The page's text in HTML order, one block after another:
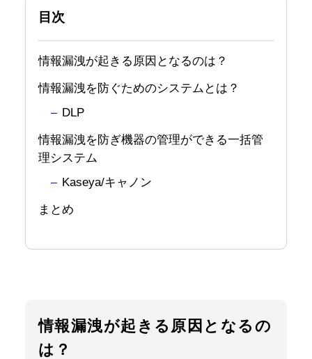
目次
情報漏洩が起きる原因となるのは？
情報漏洩を防ぐためのシステムとは？
DLP
情報漏洩を防ぎ機器の管理ができる一括管
理システム
Kaseya/キャノン
まとめ
情報漏洩が起きる原因となるの
は？